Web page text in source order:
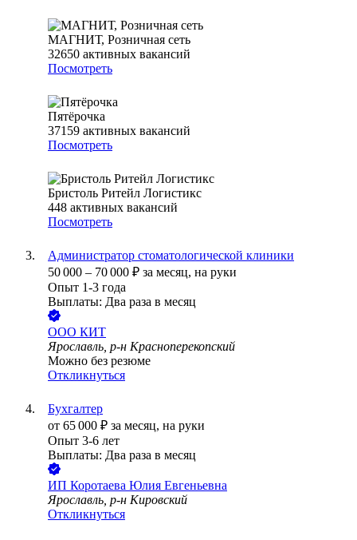
МАГНИТ, Розничная сеть
32650 активных вакансий
Посмотреть
Пятёрочка
37159 активных вакансий
Посмотреть
Бристоль Ритейл Логистикс
448 активных вакансий
Посмотреть
Администратор стоматологической клиники
50 000 – 70 000 ₽ за месяц, на руки
Опыт 1-3 года
Выплаты: Два раза в месяц
ООО КИТ
Ярославль, р-н Красноперекопский
Можно без резюме
Откликнуться
Бухгалтер
от 65 000 ₽ за месяц, на руки
Опыт 3-6 лет
Выплаты: Два раза в месяц
ИП Коротаева Юлия Евгеньевна
Ярославль, р-н Кировский
Откликнуться